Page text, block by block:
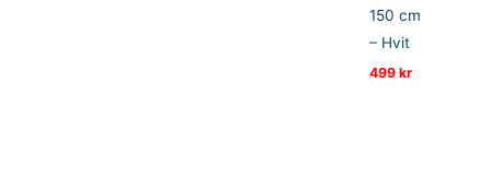
150 cm
– Hvit
499kr